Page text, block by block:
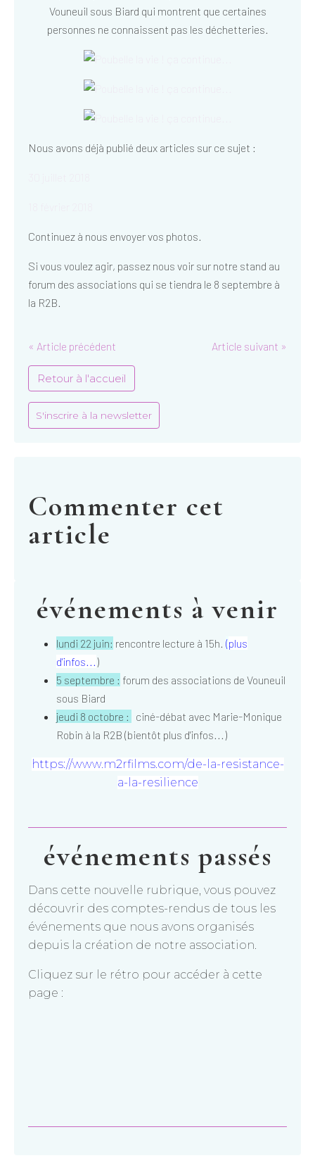
Vouneuil sous Biard qui montrent que certaines
personnes ne connaissent pas les déchetteries.
Nous avons déjà publié deux articles sur ce sujet :
Continuez à nous envoyer vos photos.
Si vous voulez agir, passez nous voir sur notre stand au
forum des associations qui se tiendra le 8 septembre à
la R2B.
« Article précédent Article suivant »
Retour à l'accueil
S'inscrire à la newsletter
Commenter cet
article
événements à venir
lundi 22 juin: rencontre lecture à 15h. (plus
d'infos...)
5 septembre : forum des associations de Vouneuil
sous Biard
jeudi 8 octobre :
ciné-débat avec Marie-Monique
Robin à la R2B (bientôt plus d'infos...)
https://www.m2rfilms.com/de-la-resistance-
a-la-resilience
événements passés
Dans cette nouvelle rubrique, vous pouvez
découvrir des comptes-rendus de tous les
événements que nous avons organisés
depuis la création de notre association.
Cliquez sur le rétro pour accéder à cette
page :